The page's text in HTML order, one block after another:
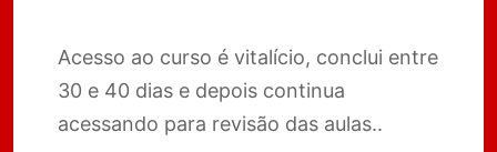
Acesso ao curso é vitalício, conclui entre
30 e 40 dias e depois continua
acessando para revisão das aulas..